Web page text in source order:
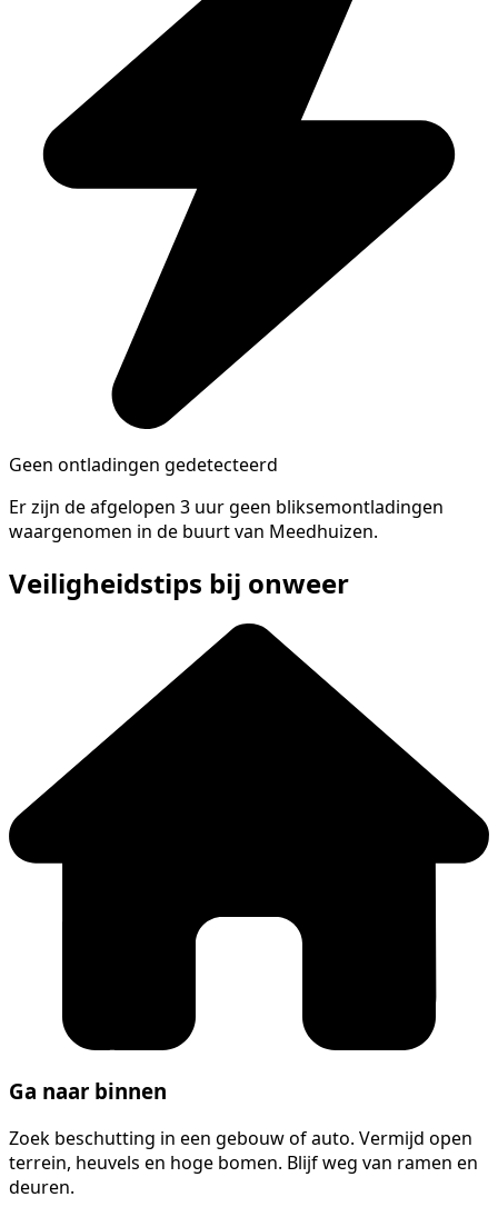
Geen ontladingen gedetecteerd
Er zijn de afgelopen 3 uur geen bliksemontladingen
waargenomen in de buurt van Meedhuizen.
Veiligheidstips bij onweer
Ga naar binnen
Zoek beschutting in een gebouw of auto. Vermijd open
terrein, heuvels en hoge bomen. Blijf weg van ramen en
deuren.